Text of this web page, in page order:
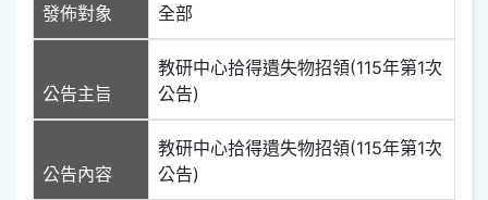
發佈對象 全部
公告主旨
教研中心拾得遺失物招領(115年第1次
公告)
公告內容
教研中心拾得遺失物招領(115年第1次
公告)